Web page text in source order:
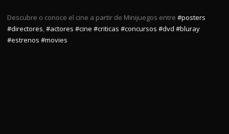
Descubre o conoce el cine a partir de Minijuegos entre #posters
#directores,#actores #cine #criticas #concursos #dvd #bluray
#estrenos #movies